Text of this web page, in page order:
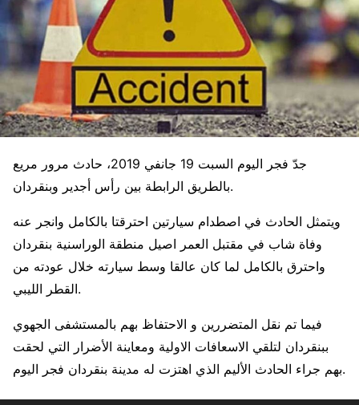
جدّ فجر اليوم السبت 19 جانفي 2019، حادث مرور مريع
بالطريق الرابطة بين رأس أجدير وبنقردان.
ويتمثل الحادث في اصطدام سيارتين احترقتا بالكامل وانجر عنه
وفاة شاب في مقتبل العمر اصيل منطقة الوراسنية بنقردان
واحترق بالكامل لما كان عالقا وسط سيارته خلال عودته من
القطر الليبي.
فيما تم نقل المتضررين و الاحتفاظ بهم بالمستشفى الجهوي
ببنقردان لتلقي الاسعافات الاولية ومعاينة الأضرار التي لحقت
بهم جراء الحادث الأليم الذي اهتزت له مدينة بنقردان فجر اليوم.